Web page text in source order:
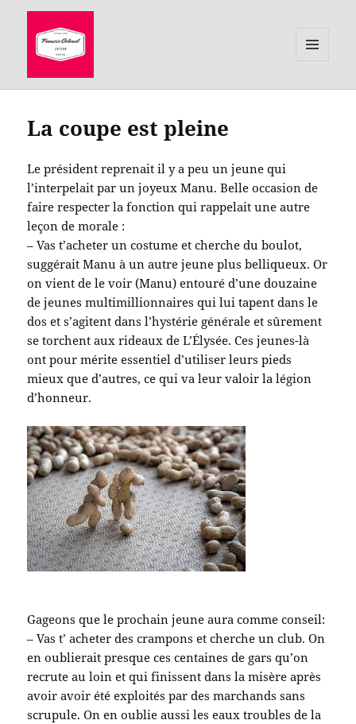
WIDGETS
La coupe est pleine
Le président reprenait il y a peu un jeune qui
l’interpelait par un joyeux Manu. Belle occasion de
faire respecter la fonction qui rappelait une autre
leçon de morale :
– Vas t’acheter un costume et cherche du boulot,
suggérait Manu à un autre jeune plus belliqueux. Or
on vient de le voir (Manu) entouré d’une douzaine
de jeunes multimillionnaires qui lui tapent dans le
dos et s’agitent dans l’hystérie générale et sûrement
se torchent aux rideaux de L’Élysée. Ces jeunes-là
ont pour mérite essentiel d’utiliser leurs pieds
mieux que d’autres, ce qui va leur valoir la légion
d’honneur.
Gageons que le prochain jeune aura comme conseil:
– Vas t’ acheter des crampons et cherche un club. On
en oublierait presque ces centaines de gars qu’on
recrute au loin et qui finissent dans la misère après
avoir avoir été exploités par des marchands sans
scrupule. On en oublie aussi les eaux troubles de la